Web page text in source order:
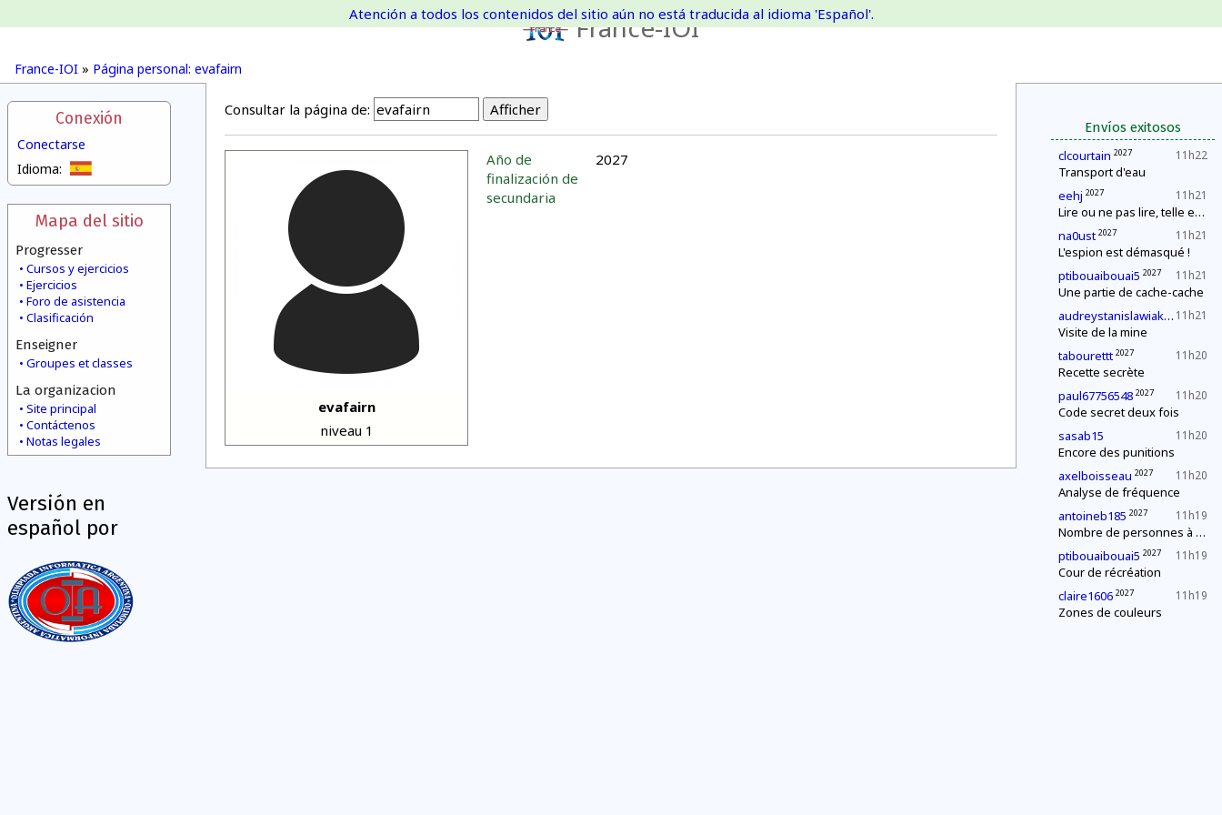
France-IOI
France-IOI » Página personal: evafairn
Atención a todos los contenidos del sitio aún no está traducida al idioma 'Español'.
Conexión
Conectarse
Idioma:
Mapa del sitio
Progresser
Cursos y ejercicios
Ejercicios
Foro de asistencia
Clasificación
Enseigner
Groupes et classes
La organizacion
Site principal
Contáctenos
Notas legales
Versión en
español por
Envíos exitosos
11h22
clcourtain 2027
Transport d'eau
11h21
eehj 2027
Lire ou ne pas lire, telle est la question
11h21
na0ust 2027
L'espion est démasqué !
11h21
ptibouaibouai5 2027
Une partie de cache-cache
11h21
audreystanislawiak2027
Visite de la mine
11h20
tabourettt 2027
Recette secrète
11h20
paul67756548 2027
Code secret deux fois
11h20
sasab15
Encore des punitions
11h20
axelboisseau 2027
Analyse de fréquence
11h19
antoineb185 2027
Nombre de personnes à la fête
11h19
ptibouaibouai5 2027
Cour de récréation
11h19
claire1606 2027
Zones de couleurs
Consultar la página de:
evafairn
niveau 1
Año de
finalización de
secundaria
2027